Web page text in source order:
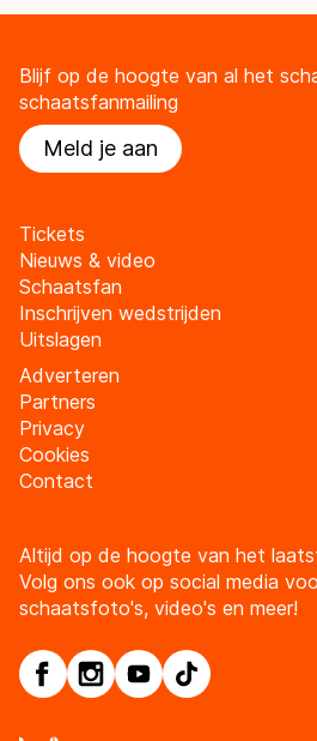
Blijf op de hoogte van al het
schaatsfanmailing
Meld je aan
Tickets
Nieuws & video
Schaatsfan
Inschrijven wedstrijden
Uitslagen
Adverteren
Partners
Privacy
Cookies
Contact
Altijd op de hoogte van het
Volg ons ook op social media
schaatsfoto's, video's en meer!